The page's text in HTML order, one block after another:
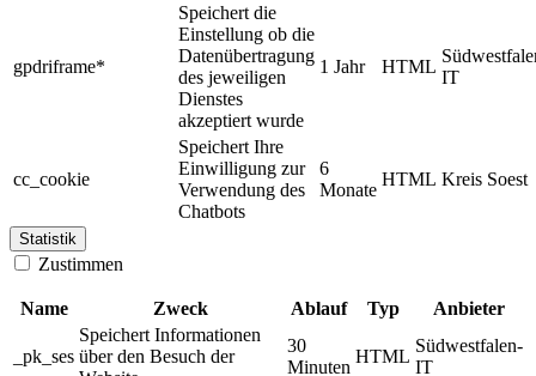
gpdriframe*
Speichert die
Einstellung ob die
Datenübertragung
des jeweiligen
Dienstes
akzeptiert wurde
1 Jahr HTML
IT
cc_cookie
Speichert Ihre
Einwilligung zur
Verwendung des
Chatbots
6
Monate
HTML Kreis Soest
Statistik
Zustimmen
Name Zweck Ablauf Typ Anbieter
_pk_ses
Speichert Informationen
über den Besuch der
30
Minuten
HTML
Südwestfalen-
IT